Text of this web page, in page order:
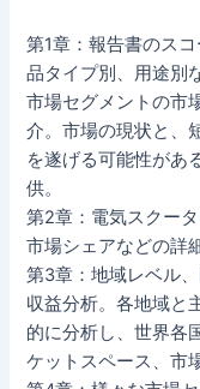
第1章：報告書のス
品タイプ別、用途別
市場セグメントの市
介。市場の現状と、
を遂げる可能性があ
供。
第2章：電気スクー
市場シェアなどの詳
第3章：地域レベル
収益分析。各地域と
的に分析し、世界各
ケットスペース、市